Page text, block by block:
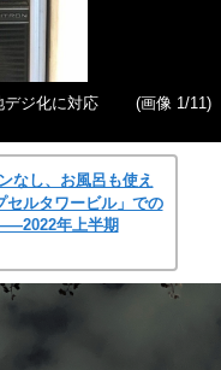
デジ化に対応
(画像 1/11)
なし、お風呂も使え
ルタワービル」での
年上半期